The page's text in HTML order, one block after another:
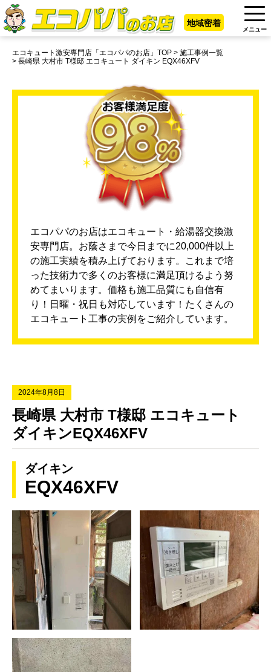
地域密着
メニュー
エコキュート激安専門店「エコパパのお店」TOP
施工事例一覧
長崎県 大村市 T様邸 エコキュート ダイキン EQX46XFV
エコパパのお店はエコキュート・給湯器交換激
安専門店。お蔭さまで今日までに20,000件以上
の施工実績を積み上げております。これまで培
った技術力で多くのお客様に満足頂けるよう努
めてまいります。価格も施工品質にも自信有
り！日曜・祝日も対応しています！たくさんの
エコキュート工事の実例をご紹介しています。
2024年8月8日
長崎県 大村市 T様邸 エコキュート
ダイキンEQX46XFV
ダイキン
EQX46XFV